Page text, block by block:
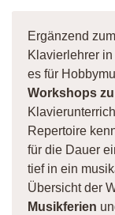
Ergänzend
Klavierlehrer
es für
Workshops
Repertoire
für die Dauer
tief in ein
Übersicht der
Musikferien